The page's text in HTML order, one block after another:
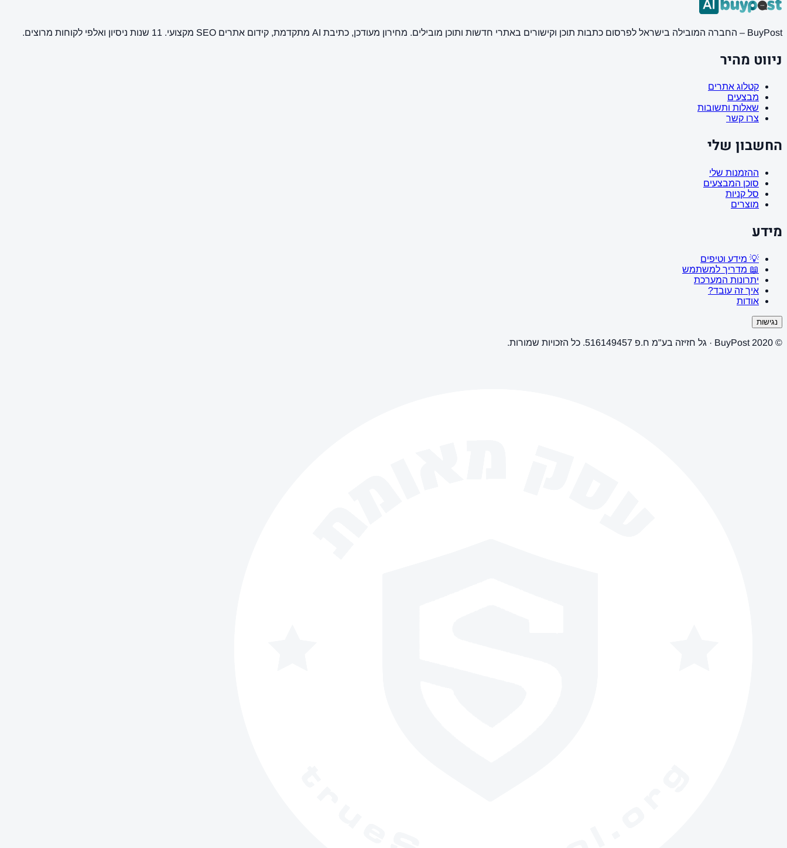
BuyPost – החברה המובילה בישראל לפרסום כתבות תוכן וקישורים באתרי חדשות ותוכן מובילים. מחירון מעודכן, כתיבת AI מתקדמת, קידום אתרים SEO מקצועי. 11 שנות ניסיון ואלפי לקוחות מרוצים.
ניווט מהיר
קטלוג אתרים
מבצעים
שאלות ותשובות
צרו קשר
החשבון שלי
ההזמנות שלי
סוכן המבצעים
סל קניות
מוצרים
מידע
💡 מידע וטיפים
📖 מדריך למשתמש
יתרונות המערכת
איך זה עובד?
אודות
נגישות
© 2020 BuyPost · גל חזיזה בע"מ ח.פ 516149457. כל הזכויות שמורות.